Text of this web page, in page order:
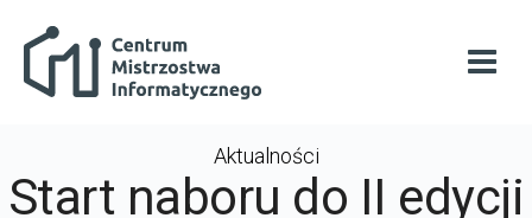
Aktualności
Start naboru do II edycji